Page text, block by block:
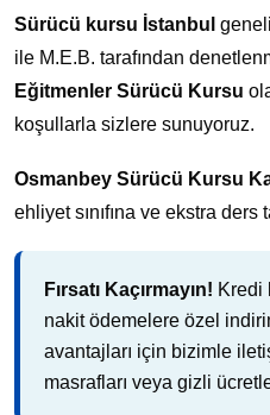
Sürücü kursu İstanbul
ile M.E.B. tarafından
Eğitmenler Sürücü Kursu
koşullarla sizlere sunuyoruz.
Osmanbey Sürücü Kursu
ehliyet sınıfına ve ekstra
Fırsatı Kaçırmayın! Kredi
nakit ödemelere özel
avantajları için bizimle
masrafları veya gizli